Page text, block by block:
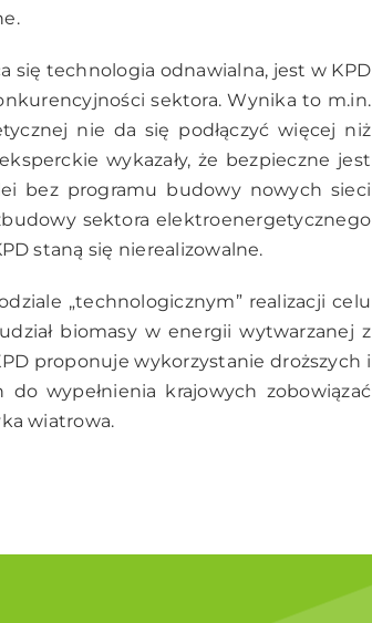
się technologia odnawialna, jest w KPD
sektora. Wynika to m.in.
nie da się podłączyć więcej niż
wykazały, że bezpieczne jest
bez programu budowy nowych sieci
sektora elektroenergetycznego
staną się nierealizowalne.
„technologicznym” realizacji celu
biomasy w energii wytwarzanej z
proponuje wykorzystanie droższych i
wypełnienia krajowych zobowiązać
wiatrowa.